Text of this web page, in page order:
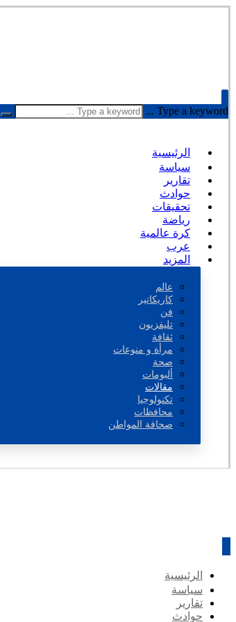
Type a keyword ...
الرئيسية
سياسة
تقارير
حوادث
تحقيقات
رياضة
كرة عالمية
عرب
المزيد
عالم
كاريكاتير
فن
تليفزيون
ثقافة
مرأة و منوعات
صحة
ألبومات
مقالات
تكنولوجيا
محافظات
صحافة المواطن
الرئيسية
سياسة
تقارير
حوادث